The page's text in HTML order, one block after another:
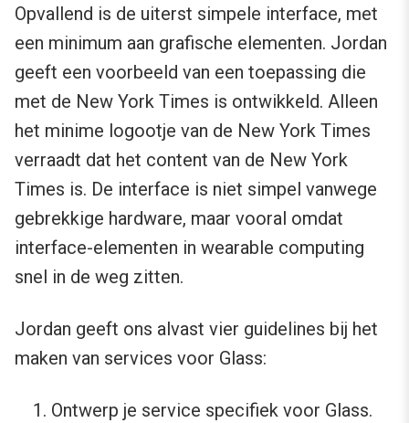
Opvallend is de uiterst simpele interface, met
een minimum aan grafische elementen. Jordan
geeft een voorbeeld van een toepassing die
met de New York Times is ontwikkeld. Alleen
het minime logootje van de New York Times
verraadt dat het content van de New York
Times is. De interface is niet simpel vanwege
gebrekkige hardware, maar vooral omdat
interface-elementen in wearable computing
snel in de weg zitten.
Jordan geeft ons alvast vier guidelines bij het
maken van services voor Glass:
Ontwerp je service specifiek voor Glass.